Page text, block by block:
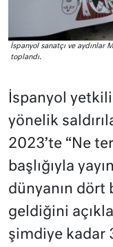
İspanyol sanatçı ve aydınlar
toplandı.
İspanyol
yönelik
2023’te “Ne
başlığıyla
dünyanın dört
geldiğini
şimdiye kadar